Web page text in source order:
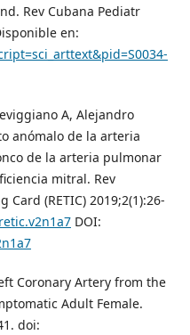
Rev Cubana Pediatr
en:
A, Alejandro
anómalo de la arteria
de la arteria pulmonar
mitral. Rev
Card (RETIC) 2019;2(1):26-
DOI:
Coronary Artery from the
Adult Female.
doi: